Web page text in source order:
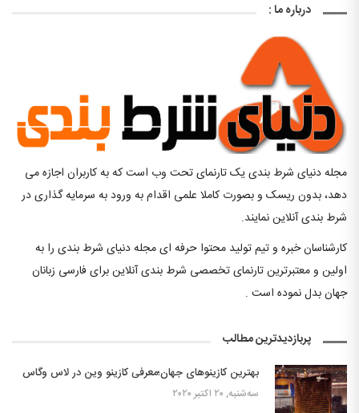
درباره ما :
مجله دنیای شرط بندی یک تارنمای تحت وب است که به کاربران اجازه می
دهد، بدون ریسک و بصورت کاملا علمی اقدام به ورود به سرمایه گذاری در
شرط بندی آنلاین نمایند.
کارشناسان خبره و تیم تولید محتوا حرفه ای مجله دنیای شرط بندی را به
اولین و معتبرترین تارنمای تخصصی شرط بندی آنلاین برای فارسی زبانان
جهان بدل نموده است .
پربازدیدترین مطالب
بهترین کازینوهای جهان؛معرفی کازینو وین در لاس وگاس
سه‌شنبه, ۲۰ اکتبر ۲۰۲۰